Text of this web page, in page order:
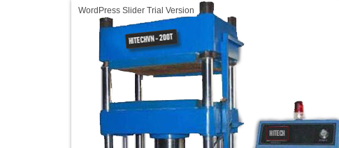
WordPress Slider Trial Version